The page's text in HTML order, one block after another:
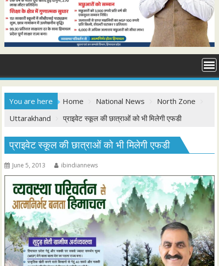
You are here Home National News
North Zone
Uttarakhand
प्राइवेट स्कूल की छात्राओं को भी मिलेगी एफडी
प्राइवेट स्कूल की छात्राओं को भी मिलेगी एफडी
June 5, 2013 ibindiannews